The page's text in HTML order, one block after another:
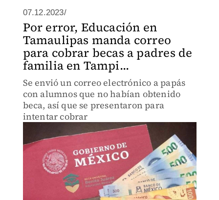
07.12.2023/
Por error, Educación en
Tamaulipas manda correo
para cobrar becas a padres de
familia en Tampi...
Se envió un correo electrónico a papás
con alumnos que no habían obtenido
beca, así que se presentaron para
intentar cobrar